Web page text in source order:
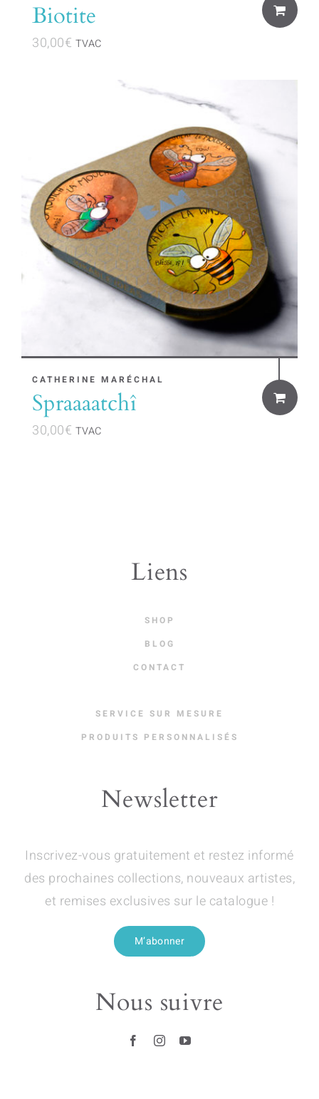
Biotite
30,00€ TVAC
CATHERINE MARÉCHAL
Spraaaatchî
30,00€ TVAC
Liens
SHOP
BLOG
CONTACT
SERVICE SUR MESURE
PRODUITS PERSONNALISÉS
Newsletter
Inscrivez-vous gratuitement et restez informé
des prochaines collections, nouveaux artistes,
et remises exclusives sur le catalogue !
M’abonner
Nous suivre